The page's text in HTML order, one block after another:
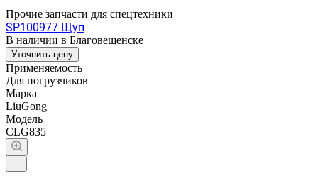
Прочие запчасти для спецтехники
SP100977 Щуп
В наличии в Благовещенске
Уточнить цену
Применяемость
Для погрузчиков
Марка
LiuGong
Модель
CLG835